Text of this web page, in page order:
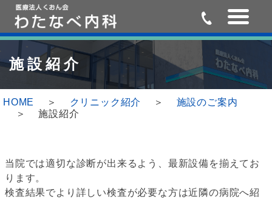
to
content
to
Navigation
施設紹介
HOME クリニック紹介
施設のご案内
施設紹介
当院では適切な診断が出来るよう、最新設備を揃えてお
ります。
検査結果でより詳しい検査が必要な方は近隣の病院へ紹